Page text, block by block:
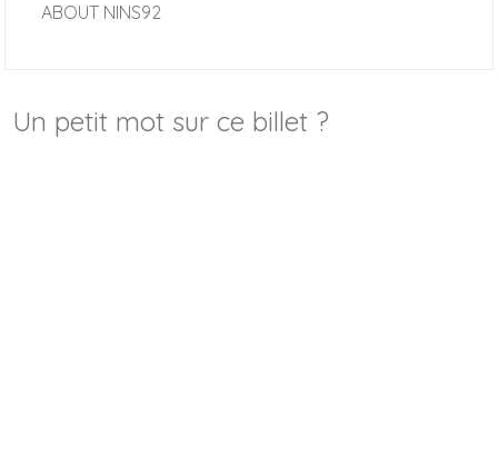
ABOUT NINS92
Un petit mot sur ce billet ?